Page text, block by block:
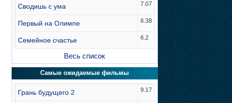
Сводишь с ума 7.07
Первый на Олимпе 6.38
Семейное счастье 6.2
Весь список
Самые ожидаемые фильмы
Грань будущего 2 9.17